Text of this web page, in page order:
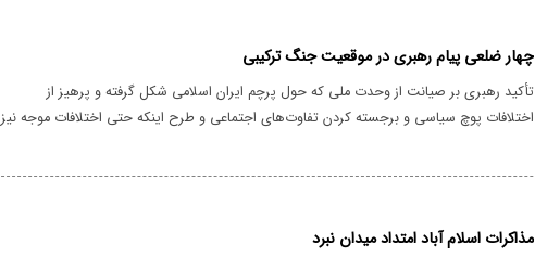
چهار ضلعی پیام رهبری در موقعیت جنگ ترکیبی
تأکید رهبری بر صیانت از وحدت ملی که حول پرچم ایران اسلامی شکل گرفته و پرهیز از
اختلافات پوچ سیاسی و برجسته کردن تفاوت‌های اجتماعی و طرح اینکه حتی اختلافات موجه نیز
جبران شکست در میدان دارد.
مذاکرات اسلام آباد امتداد میدان نبرد